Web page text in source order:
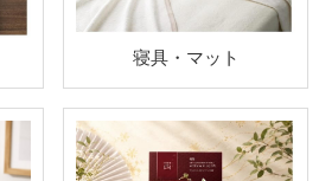
寝具・マット